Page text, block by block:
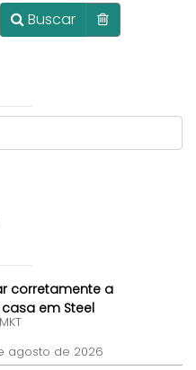
Buscar
corretamente a
em Steel
agosto de 2026